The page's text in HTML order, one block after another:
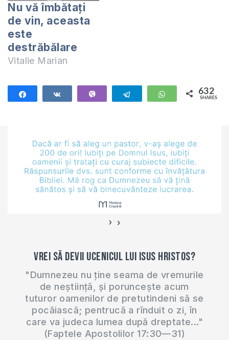
Nu vă îmbătați
de vin, aceasta
este
destrăbălare
Vitalie Marian
Telegram WhatsApp
632
SHARES
‹ ›
Vrei să devii ucenicul lui Isus Hristos?
"Dumnezeu nu ține seama de vremurile
de neștiință, și poruncește acum
tuturor oamenilor de pretutindeni să se
pocăiască; pentrucă a rînduit o zi, în
care va judeca lumea după dreptate..."
(Faptele Apostolilor 17:30—31)